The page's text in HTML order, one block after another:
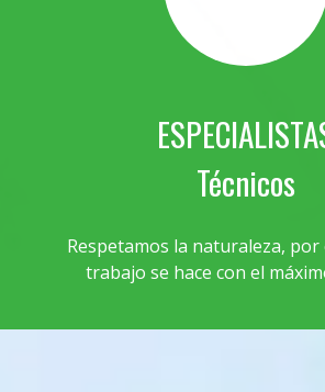
Técnicos
Respetamos la naturaleza,
trabajo se hace con el